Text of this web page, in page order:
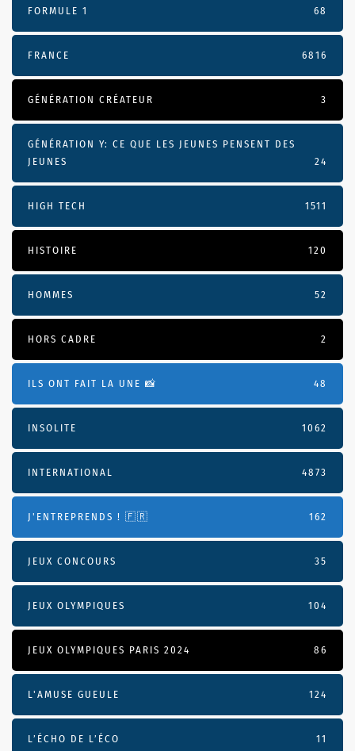
FORMULE 1 68
FRANCE 6816
GÉNÉRATION CRÉATEUR 3
GÉNÉRATION Y: CE QUE LES JEUNES PENSENT DES
JEUNES
24
HIGH TECH 1511
HISTOIRE 120
HOMMES 52
HORS CADRE 2
ILS ONT FAIT LA UNE 📸 48
INSOLITE 1062
INTERNATIONAL 4873
J'ENTREPRENDS ! 🇫🇷 162
JEUX CONCOURS 35
JEUX OLYMPIQUES 104
JEUX OLYMPIQUES PARIS 2024 86
L'AMUSE GUEULE 124
L’ÉCHO DE L’ÉCO 11